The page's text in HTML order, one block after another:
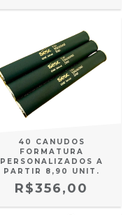
40 CANUDOS
FORMATURA
PERSONALIZADOS A
PARTIR 8,90 UNIT.
R$356,00